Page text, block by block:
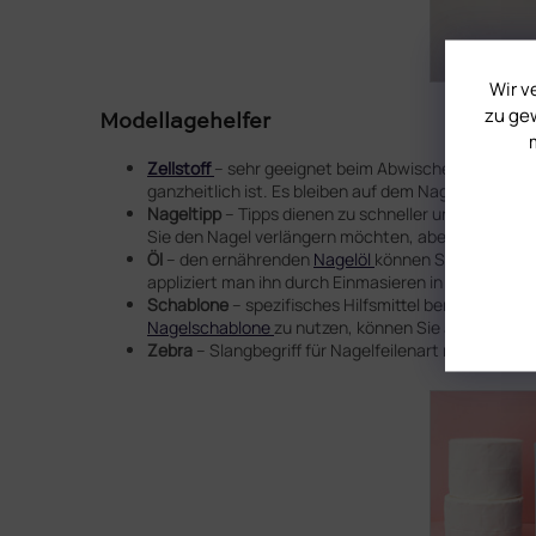
Wir
zu
Modellagehelfer
Zellstoff– sehr geeignet beim Abwischen der
ganzheitlich ist. Es bleiben auf dem Nagel keine
Nageltipp – Tipps dienen zu schneller und
Sie den Nagel verlängern möchten, aber keine
Öl – den ernährenden Nagelöl können Sie auch
appliziert man ihn durch Einmasieren in die
Schablone – spezifisches Hilfsmittel benutzt bei
Nagelschablonezu nutzen, können Sie auf die
Zebra – Slangbegriff für Nagelfeilenart mit